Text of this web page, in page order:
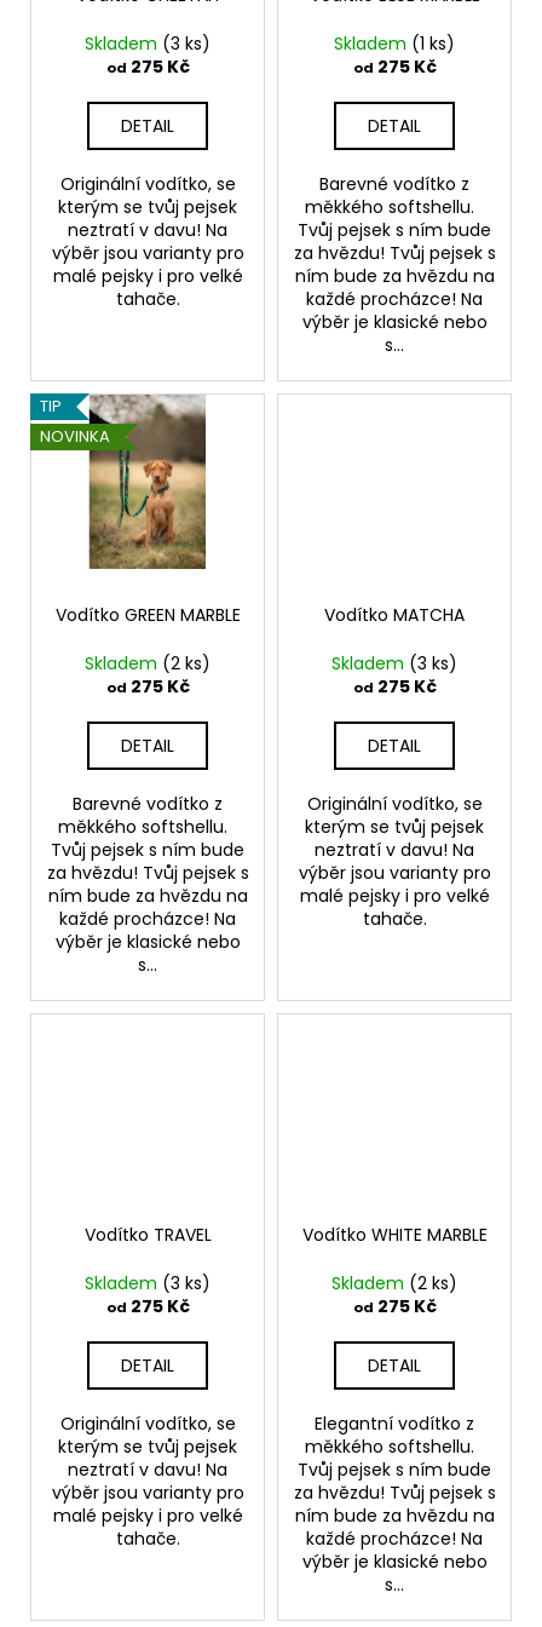
Skladem (3 ks)
od 275 Kč
DETAIL
Originální vodítko, se
kterým se tvůj pejsek
neztratí v davu! Na
výběr jsou varianty pro
malé pejsky i pro velké
tahače.
Skladem (1 ks)
od 275 Kč
DETAIL
Barevné vodítko z
měkkého softshellu.
Tvůj pejsek s ním bude
za hvězdu! Tvůj pejsek s
ním bude za hvězdu na
každé procházce! Na
výběr je klasické nebo
s...
TIP
NOVINKA
Vodítko GREEN MARBLE
Skladem (2 ks)
od 275 Kč
DETAIL
Barevné vodítko z
měkkého softshellu.
Tvůj pejsek s ním bude
za hvězdu! Tvůj pejsek s
ním bude za hvězdu na
každé procházce! Na
výběr je klasické nebo
s...
Vodítko MATCHA
Skladem (3 ks)
od 275 Kč
DETAIL
Originální vodítko, se
kterým se tvůj pejsek
neztratí v davu! Na
výběr jsou varianty pro
malé pejsky i pro velké
tahače.
Vodítko TRAVEL
Skladem (3 ks)
od 275 Kč
DETAIL
Originální vodítko, se
kterým se tvůj pejsek
neztratí v davu! Na
výběr jsou varianty pro
malé pejsky i pro velké
tahače.
Vodítko WHITE MARBLE
Skladem (2 ks)
od 275 Kč
DETAIL
Elegantní vodítko z
měkkého softshellu.
Tvůj pejsek s ním bude
za hvězdu! Tvůj pejsek s
ním bude za hvězdu na
každé procházce! Na
výběr je klasické nebo
s...